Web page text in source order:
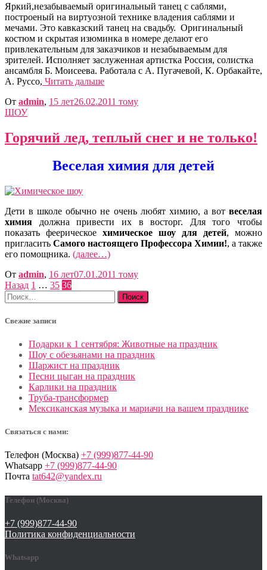
Яркий,незабываемый оригинальный танец с саблями,
построеный на виртуозной технике владения саблями и
мечами. Это кавказский танец на свадьбу. Оригинальный
костюм и скрытая изюминка в номере делают его
привлекательным для заказчиков и незабываемым для
зрителей. Исполняет заслуженная артистка Россия, солистка
ансамбля Б. Моисеева. Работала с А. Пугачевой, К. Орбакайте,
А. Руссо, Читать дальше
От admin, 15 лет26.02.2011 тому
ШОУ
Горячий лед, теплый снег и не только!
Веселая химия для детей
Дети в школе обычно не очень любят химию, а вот веселая
химия должна привести их в восторг. Для того чтобы
показать феерическое химическое шоу для детей, можно
пригласить Самого настоящего Профессора Химии!, а также
его помощника. (далее…)
От admin, 16 лет07.01.2011 тому
Пагинация
записей
Назад 1 … 35 36
Найти:
Свежие записи
Подарки к 1 сентября: Животные на праздник
Шоу с обезьянами на праздник
Шаржист на праздник
Песни цыган на праздник
Карлики на праздник
Труба-трансформер
Мексиканская музыка и мариачи на вашем празднике
Связаться с нами:
Телефон (Москва) +7 (999)877-44-90
Whatsapp +7 (999)877-44-90
Почта tat642@yandex.ru
Телефон (Москва)
+7 (999)877-44-90
Политика конфиденциальности
Whatsapp